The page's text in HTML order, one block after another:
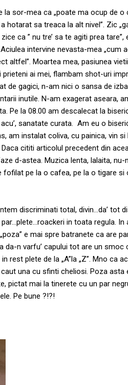
la sor-mea ca „poate ma ocup de o
hotarat sa treaca la alt nivel”. Zic
ca ” nu tre’ sa te agiti prea
intervine nevasta-mea „cum
altfel”. Moartea mea, pasiunea
ai mei, flambam shot-uri
de gagici, n-am nici o sansa de
inutile. N-am exagerat aseara,
Pe la 08.00 am descalecat la
sanatate curata. Am eu o
am instalat coliva, cu painica, vin
cititi articolul precedent din
d-astea. Muzica lenta, lalaita, nu-
pe la o cafea, pe la o tigare si
discriminati total, divin…da’ tot
in toata regula. In
e mai spre batranete ca are
da-n varfu’ capului tot are un smoc
rest plete de la „A”la „Z”. Mno ca
una cu sfinti cheliosi. Poza
pictat mai la tinerete cu un par
Pe bune ?!?!